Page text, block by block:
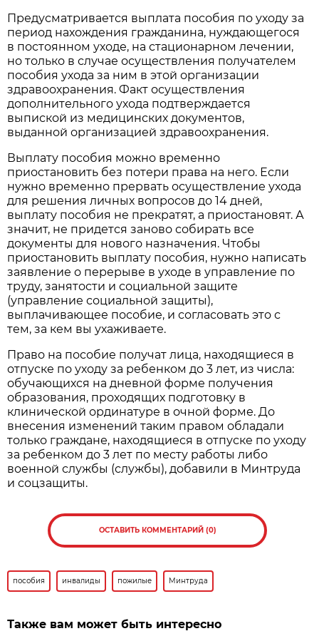
Предусматривается выплата пособия по уходу за
период нахождения гражданина, нуждающегося
в постоянном уходе, на стационарном лечении,
но только в случае осуществления получателем
пособия ухода за ним в этой организации
здравоохранения. Факт осуществления
дополнительного ухода подтверждается
выпиской из медицинских документов,
выданной организацией здравоохранения.
Выплату пособия можно временно
приостановить без потери права на него. Если
нужно временно прервать осуществление ухода
для решения личных вопросов до 14 дней,
выплату пособия не прекратят, а приостановят. А
значит, не придется заново собирать все
документы для нового назначения. Чтобы
приостановить выплату пособия, нужно написать
заявление о перерыве в уходе в управление по
труду, занятости и социальной защите
(управление социальной защиты),
выплачивающее пособие, и согласовать это с
тем, за кем вы ухаживаете.
Право на пособие получат лица, находящиеся в
отпуске по уходу за ребенком до 3 лет, из числа:
обучающихся на дневной форме получения
образования, проходящих подготовку в
клинической ординатуре в очной форме. До
внесения изменений таким правом обладали
только граждане, находящиеся в отпуске по уходу
за ребенком до 3 лет по месту работы либо
военной службы (службы), добавили в Минтруда
и соцзащиты.
ОСТАВИТЬ КОММЕНТАРИЙ (0)
пособия инвалиды пожилые Минтруда
Также вам может быть интересно